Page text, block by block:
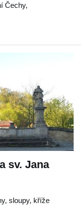
Čechy,
sv. Jana
sloupy, kříže